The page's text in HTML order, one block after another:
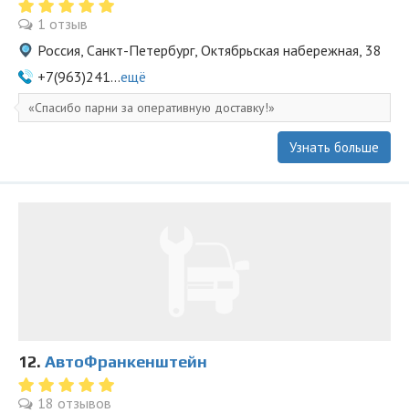
1 отзыв
Россия, Санкт-Петербург, Октябрьская набережная, 38
+7(963)241...ещё
Спасибо парни за оперативную доставку!
Узнать больше
12. АвтоФранкенштейн
18 отзывов